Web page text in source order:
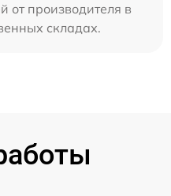
от производителя в
складах.